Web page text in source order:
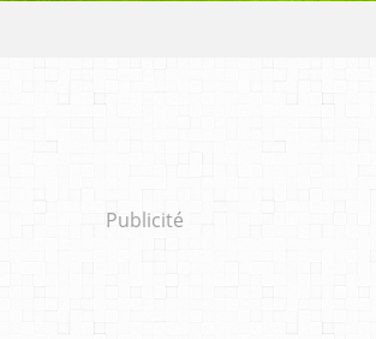
Publicité